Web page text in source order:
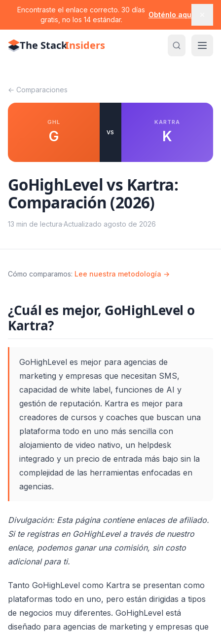
Encontraste el enlace correcto. 30 días
gratis, no los 14 estándar.
Obténlo aquí
The StackInsiders
← Comparaciones
GHL
G VS
KARTRA
K
GoHighLevel vs Kartra:
Comparación (2026)
13 min de lectura·Actualizado agosto de 2026
Cómo comparamos: Lee nuestra metodología →
¿Cuál es mejor, GoHighLevel o
Kartra?
GoHighLevel es mejor para agencias de
marketing y empresas que necesitan SMS,
capacidad de white label, funciones de AI y
gestión de reputación. Kartra es mejor para
creadores de cursos y coaches que buscan una
plataforma todo en uno más sencilla con
alojamiento de video nativo, un helpdesk
integrado y un precio de entrada más bajo sin la
complejidad de las herramientas enfocadas en
agencias.
Divulgación: Esta página contiene enlaces de afiliado.
Si te registras en GoHighLevel a través de nuestro
enlace, podemos ganar una comisión, sin costo
adicional para ti.
Tanto GoHighLevel como Kartra se presentan como
plataformas todo en uno, pero están dirigidas a tipos
de negocios muy diferentes. GoHighLevel está
diseñado para agencias de marketing y empresas que